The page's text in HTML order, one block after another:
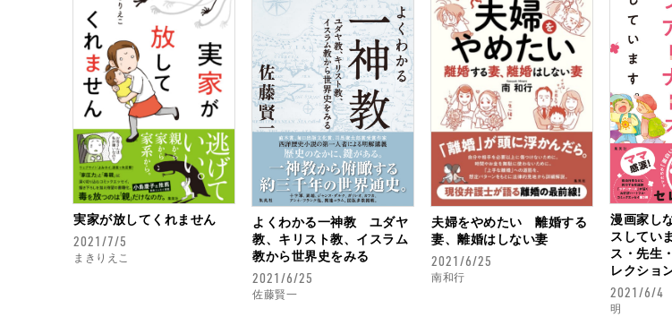
実家が放してくれません
2021/7/5
まきりえこ
よくわかる一神教 ユダヤ
教、キリスト教、イスラム
教から世界史をみる
2021/6/25
佐藤賢一
夫婦をやめたい 離婚する
妻、離婚はしない妻
2021/6/25
南和行
漫画家し
スしてい
ス・先生
レクショ
2021/6/4
明